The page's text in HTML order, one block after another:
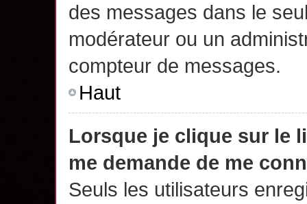
des messages dans le
modérateur ou un
compteur de messages.
Haut
Lorsque je clique sur le
me demande de me
Seuls les utilisateurs